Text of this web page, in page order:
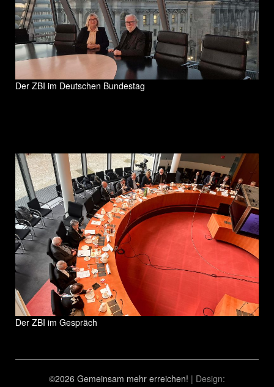
Der ZBI im Deutschen Bundestag
Der ZBI im Gespräch
©2026 Gemeinsam mehr erreichen! | Design: